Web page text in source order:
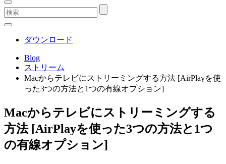
ダウンロード
Blog
ストリーム
Macからテレビにストリーミングする方法 [AirPlayを使
った3つの方法と1つの有線オプション]
Macからテレビにストリーミングする
方法 [AirPlayを使った3つの方法と1つ
の有線オプション]